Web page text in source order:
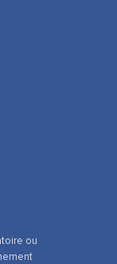
ou